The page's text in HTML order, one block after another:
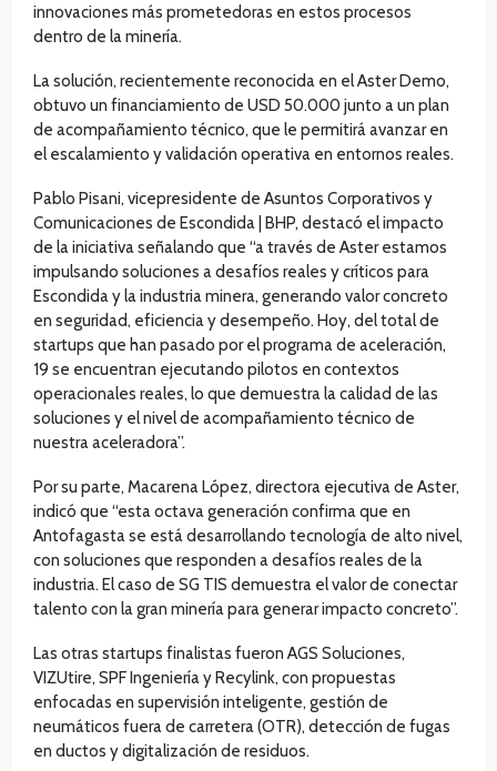
innovaciones más prometedoras en estos procesos
dentro de la minería.
La solución, recientemente reconocida en el Aster Demo,
obtuvo un financiamiento de USD 50.000 junto a un plan
de acompañamiento técnico, que le permitirá avanzar en
el escalamiento y validación operativa en entornos reales.
Pablo Pisani, vicepresidente de Asuntos Corporativos y
Comunicaciones de Escondida | BHP, destacó el impacto
de la iniciativa señalando que “a través de Aster estamos
impulsando soluciones a desafíos reales y críticos para
Escondida y la industria minera, generando valor concreto
en seguridad, eficiencia y desempeño. Hoy, del total de
startups que han pasado por el programa de aceleración,
19 se encuentran ejecutando pilotos en contextos
operacionales reales, lo que demuestra la calidad de las
soluciones y el nivel de acompañamiento técnico de
nuestra aceleradora”.
Por su parte, Macarena López, directora ejecutiva de Aster,
indicó que “esta octava generación confirma que en
Antofagasta se está desarrollando tecnología de alto nivel,
con soluciones que responden a desafíos reales de la
industria. El caso de SG TIS demuestra el valor de conectar
talento con la gran minería para generar impacto concreto”.
Las otras startups finalistas fueron AGS Soluciones,
VIZUtire, SPF Ingeniería y Recylink, con propuestas
enfocadas en supervisión inteligente, gestión de
neumáticos fuera de carretera (OTR), detección de fugas
en ductos y digitalización de residuos.